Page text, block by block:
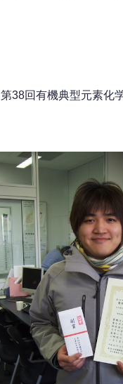
第38回有機典型元素化